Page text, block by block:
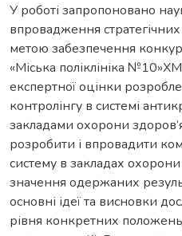
У роботі запропоновано
впровадження
метою забезпечення
«Міська поліклініка
експертної оцінки
контролінгу в системі
закладами охорони
розробити і впровадити
систему в закладах
значення одержаних
основні ідеї та висновки
рівня конкретних